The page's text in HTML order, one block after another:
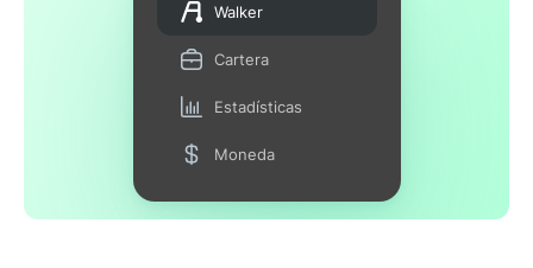
Walker
Cartera
Estadísticas
Moneda